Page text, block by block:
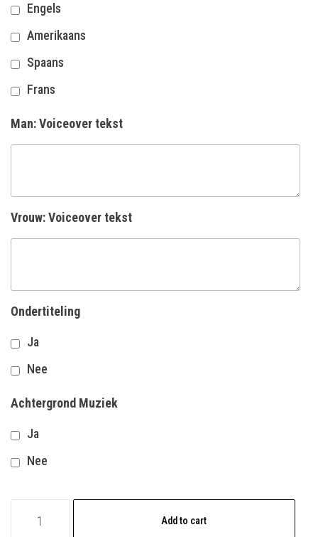
Engels
Amerikaans
Spaans
Frans
Man: Voiceover tekst
Vrouw: Voiceover tekst
Ondertiteling
Ja
Nee
Achtergrond Muziek
Ja
Nee
quantity
Add to cart